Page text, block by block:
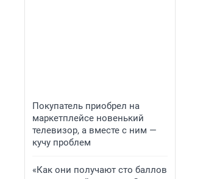
Покупатель приобрел на
маркетплейсе новенький
телевизор, а вместе с ним —
кучу проблем
«Как они получают сто баллов